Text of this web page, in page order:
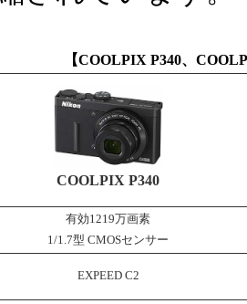
【COOLPIX P340、
COOLPIX P340
有効1219万画素
1/1.7型 CMOSセンサー
EXPEED C2